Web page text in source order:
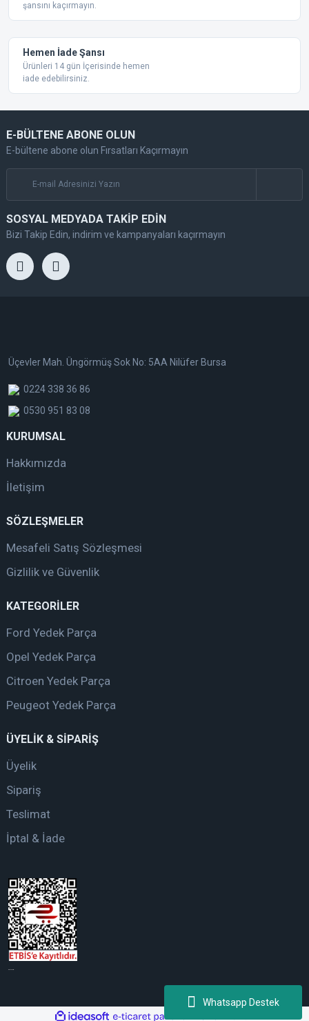
Whatsapp Destek
şansını kaçırmayın.
Hemen İade Şansı
Ürünleri 14 gün İçerisinde hemen
iade edebilirsiniz.
E-BÜLTENE ABONE OLUN
E-bültene abone olun Fırsatları Kaçırmayın
SOSYAL MEDYADA TAKİP EDİN
Bizi Takip Edin, indirim ve kampanyaları kaçırmayın
Üçevler Mah. Üngörmüş Sok No: 5AA Nilüfer Bursa
0224 338 36 86
0530 951 83 08
KURUMSAL
Hakkımızda
İletişim
SÖZLEŞMELER
Mesafeli Satış Sözleşmesi
Gizlilik ve Güvenlik
KATEGORİLER
Ford Yedek Parça
Opel Yedek Parça
Citroen Yedek Parça
Peugeot Yedek Parça
ÜYELİK & SİPARİŞ
Üyelik
Sipariş
Teslimat
İptal & İade
ideasoft